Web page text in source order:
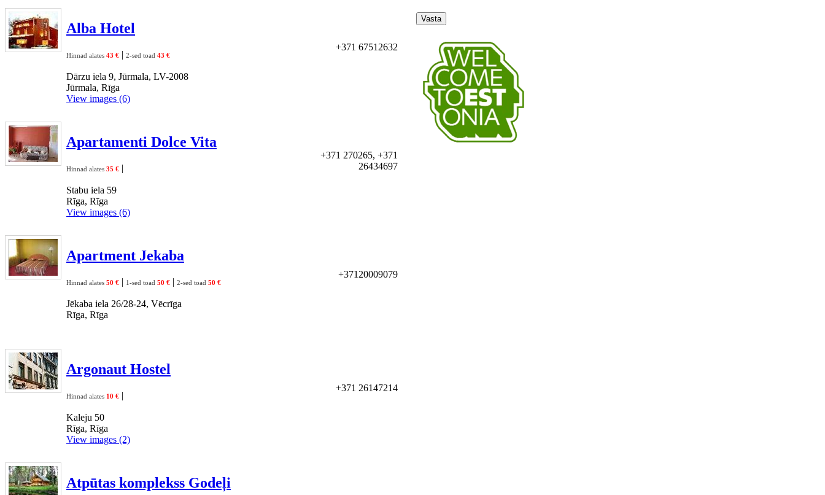
Alba Hotel
Hinnad alates 43 € | 2-sed toad 43 €
Dārzu iela 9, Jūrmala, LV-2008
Jūrmala, Rīga
+371 67512632
View images (6)
Apartamenti Dolce Vita
Hinnad alates 35 € |
Stabu iela 59
Rīga, Rīga
+371 270265, +371
26434697
View images (6)
Apartment Jekaba
Hinnad alates 50 € | 1-sed toad 50 € | 2-sed toad 50 €
Jēkaba iela 26/28-24, Vēcrīga
Rīga, Rīga
+37120009079
Argonaut Hostel
Hinnad alates 10 € |
Kaleju 50
Rīga, Rīga
+371 26147214
View images (2)
Atpūtas komplekss Godeļi